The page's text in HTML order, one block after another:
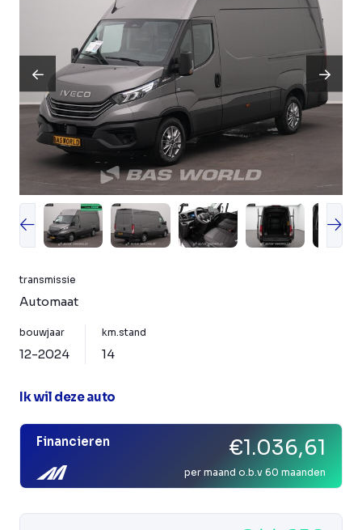
transmissie
Automaat
bouwjaar
12-2024
km.stand
14
Ik wil deze auto
Financieren €1.036,61
per maand o.b.v 60 maanden